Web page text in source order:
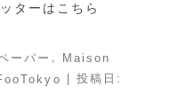
ターはこちら
ーパー
Maison
| 投稿日: